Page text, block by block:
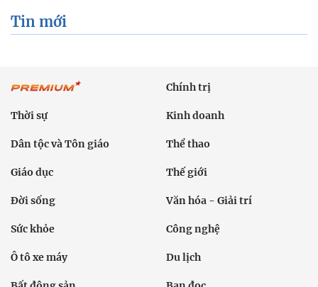
Tin mới
Chính trị
Thời sự Kinh doanh
Dân tộc và Tôn giáo Thể thao
Giáo dục Thế giới
Đời sống Văn hóa - Giải trí
Sức khỏe Công nghệ
Ô tô xe máy Du lịch